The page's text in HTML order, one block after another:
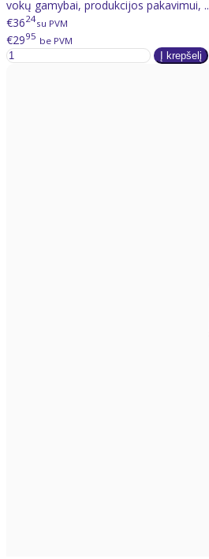
vokų gamybai, produkcijos pakavimui, ..
€3624su PVM
€2995 be PVM